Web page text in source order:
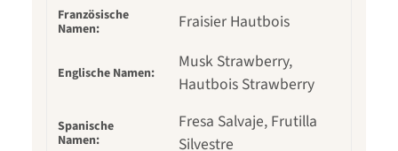
Französische
Namen:
Fraisier Hautbois
Englische Namen:
Musk Strawberry,
Hautbois Strawberry
Spanische
Namen:
Fresa Salvaje, Frutilla
Silvestre